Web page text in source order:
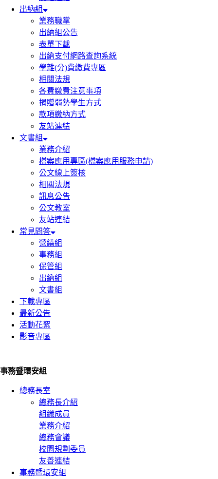
出納組
業務職掌
出納組公告
表單下載
出納支付網路查詢系統
學雜(分)費繳費專區
相關法規
各費繳費注意事項
捐贈弱勢學生方式
款項繳納方式
友站連結
文書組
業務介紹
檔案應用專區(檔案應用服務申請)
公文線上簽核
相關法規
訊息公告
公文教室
友站連結
常見問答
營繕組
事務組
保管組
出納組
文書組
下載專區
最新公告
活動花絮
影音專區
事務暨環安組
總務長室
總務長介紹
組織成員
業務介紹
總務會議
校園規劃委員
友善連結
事務暨環安組